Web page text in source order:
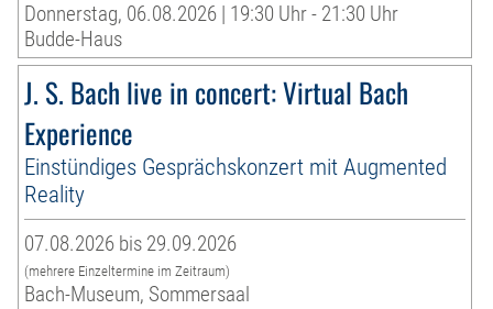
Donnerstag, 06.08.2026 | 19:30 Uhr - 21:30 Uhr
Budde-Haus
J. S. Bach live in concert: Virtual Bach
Experience
Einstündiges Gesprächskonzert mit Augmented
Reality
07.08.2026 bis 29.09.2026
(mehrere Einzeltermine im Zeitraum)
Bach-Museum, Sommersaal